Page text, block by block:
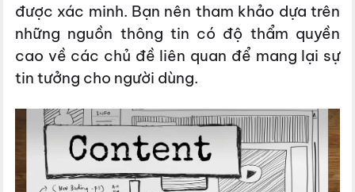
được xác minh. Bạn nên tham khảo dựa trên
những nguồn thông tin có độ thẩm quyền
cao về các chủ đề liên quan để mang lại sự
tin tưởng cho người dùng.